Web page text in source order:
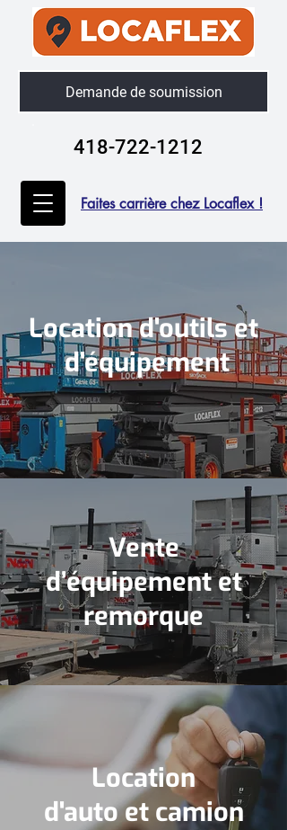
Demande de soumission
418-722-1212
Faites carrière chez Locaflex !
Location d'outils et
d'équipement
Vente
d’équipement et
remorque
Location
d'auto et camion